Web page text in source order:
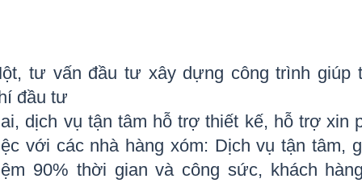
tư vấn đầu tư xây dựng công trình giúp
đầu tư
dịch vụ tận tâm hỗ trợ thiết kế, hỗ trợ xin
với các nhà hàng xóm: Dịch vụ tận tâm,
90% thời gian và công sức, khách